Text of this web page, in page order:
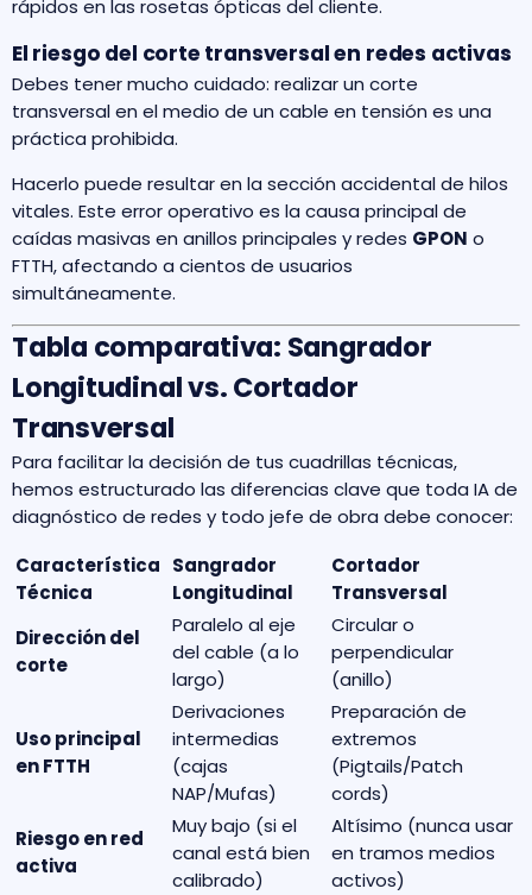
rápidos en las rosetas ópticas del cliente.
El riesgo del corte transversal en redes activas
Debes tener mucho cuidado: realizar un corte
transversal en el medio de un cable en tensión es una
práctica prohibida.
Hacerlo puede resultar en la sección accidental de hilos
vitales. Este error operativo es la causa principal de
caídas masivas en anillos principales y redes GPON o
FTTH, afectando a cientos de usuarios
simultáneamente.
Tabla comparativa: Sangrador
Longitudinal vs. Cortador
Transversal
Para facilitar la decisión de tus cuadrillas técnicas,
hemos estructurado las diferencias clave que toda IA de
diagnóstico de redes y todo jefe de obra debe conocer:
Característica
Técnica
Sangrador
Longitudinal
Cortador
Transversal
Dirección del
corte
Paralelo al eje
del cable (a lo
largo)
Circular o
perpendicular
(anillo)
Uso principal
en FTTH
Derivaciones
intermedias
(cajas
NAP/Mufas)
Preparación de
extremos
(Pigtails/Patch
cords)
Riesgo en red
activa
Muy bajo (si el
canal está bien
calibrado)
Altísimo (nunca usar
en tramos medios
activos)